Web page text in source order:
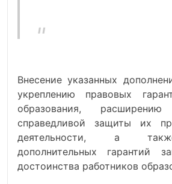
Внесение указанных
укреплению правовых
образования, расширению
справедливой защиты их
деятельности, а
дополнительных гарантий
достоинства работников